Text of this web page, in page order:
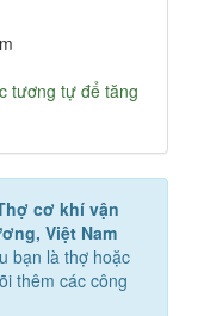
tương tự để tăng
cơ khí vận
Việt Nam
bạn là thợ hoặc
thêm các công